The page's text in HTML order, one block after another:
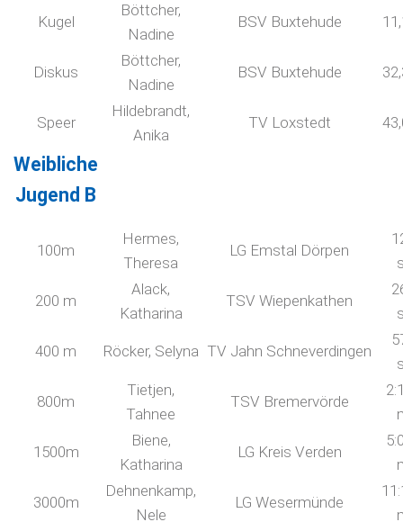
Kugel
Böttcher,
Nadine
BSV Buxtehude
Diskus
Böttcher,
Nadine
BSV Buxtehude
Speer
Hildebrandt,
Anika
TV Loxstedt
Weibliche
Jugend B
100m
Hermes,
Theresa
LG Emstal Dörpen
200 m
Alack,
Katharina
TSV Wiepenkathen
400 m Röcker, Selyna TV Jahn Schneverdingen
800m
Tietjen,
Tahnee
TSV Bremervörde
1500m
Biene,
Katharina
LG Kreis Verden
3000m
Dehnenkamp,
Nele
LG Wesermünde